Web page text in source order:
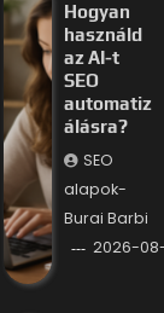
Hogyan
használd
az AI-t
SEO
automatiz
álásra?
SEO
alapok-
Burai Barbi
2026-